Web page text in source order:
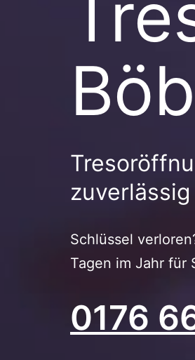
zuverlässig
Schlüssel
Tagen im Jahr für
0176